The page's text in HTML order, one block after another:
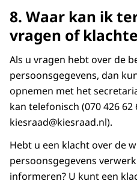
8. Waar kan ik
vragen of
Als u vragen hebt over de
persoonsgegevens, dan
opnemen met het
kan telefonisch (070 426 62
kiesraad@kiesraad.nl).
Hebt u een klacht over de
persoonsgegevens
informeren? U kunt een